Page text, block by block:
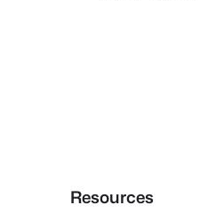
Resources